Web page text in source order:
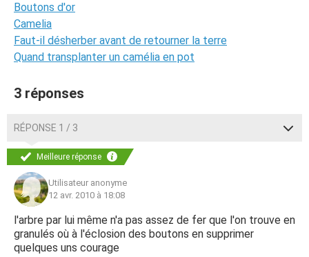
Boutons d'or
Camelia
Faut-il désherber avant de retourner la terre
Quand transplanter un camélia en pot
3 réponses
RÉPONSE 1 / 3
Meilleure réponse
Utilisateur anonyme
12 avr. 2010 à 18:08
l'arbre par lui même n'a pas assez de fer que l'on trouve en
granulés où à l'éclosion des boutons en supprimer
quelques uns courage